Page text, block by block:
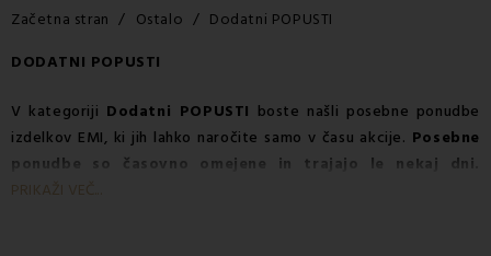
Začetna stran Ostalo
Dodatni POPUSTI
DODATNI POPUSTI
V kategoriji Dodatni POPUSTI boste našli posebne ponudbe
izdelkov EMI, ki jih lahko naročite samo v času akcije. Posebne
ponudbe so časovno omejene in trajajo le nekaj dni.
Najhitrejšim kupcem ponujajo možnost nakupa kvalitetnih
PRIKAŽI VEČ...